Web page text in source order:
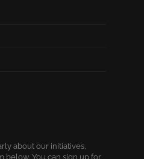
about our initiatives,
below. You can sign up for